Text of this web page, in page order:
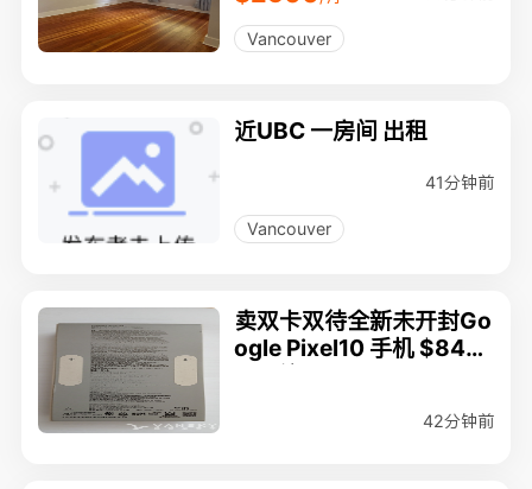
Vancouver
近UBC 一房间 出租
41分钟前
Vancouver
卖双卡双待全新未开封Go
ogle Pixel10 手机 $849
42分钟前